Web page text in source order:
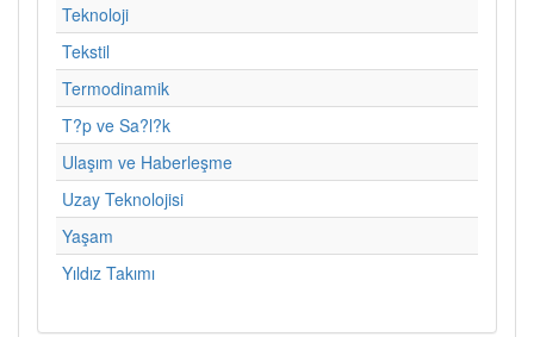
Teknoloji
Tekstil
Termodinamik
T?p ve Sa?l?k
Ulaşım ve Haberleşme
Uzay Teknolojisi
Yaşam
Yıldız Takımı